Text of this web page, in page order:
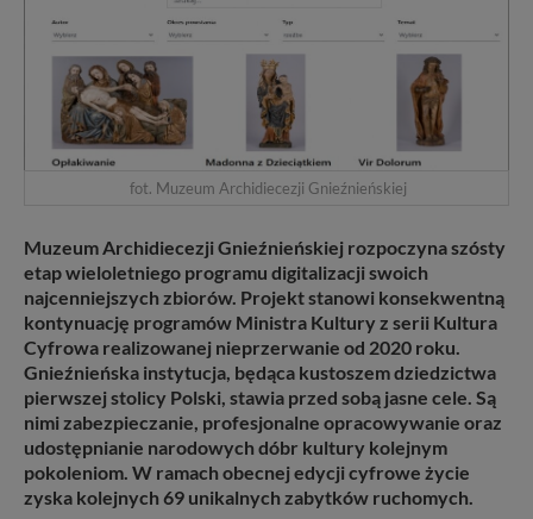
fot. Muzeum Archidiecezji Gnieźnieńskiej
Muzeum Archidiecezji Gnieźnieńskiej rozpoczyna szósty
etap wieloletniego programu digitalizacji swoich
najcenniejszych zbiorów. Projekt stanowi konsekwentną
kontynuację programów Ministra Kultury z serii Kultura
Cyfrowa realizowanej nieprzerwanie od 2020 roku.
Gnieźnieńska instytucja, będąca kustoszem dziedzictwa
pierwszej stolicy Polski, stawia przed sobą jasne cele. Są
nimi zabezpieczanie, profesjonalne opracowywanie oraz
udostępnianie narodowych dóbr kultury kolejnym
pokoleniom. W ramach obecnej edycji cyfrowe życie
zyska kolejnych 69 unikalnych zabytków ruchomych.